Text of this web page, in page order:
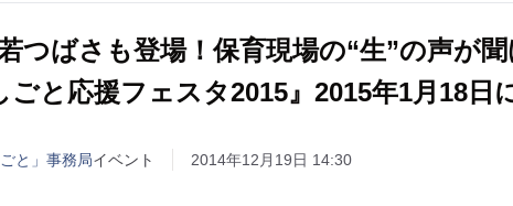
つばさも登場！保育現場の“生”の声が聞
ごと応援フェスタ2015』2015年1月18日
と」事務局イベント 2014年12月19日 14:30